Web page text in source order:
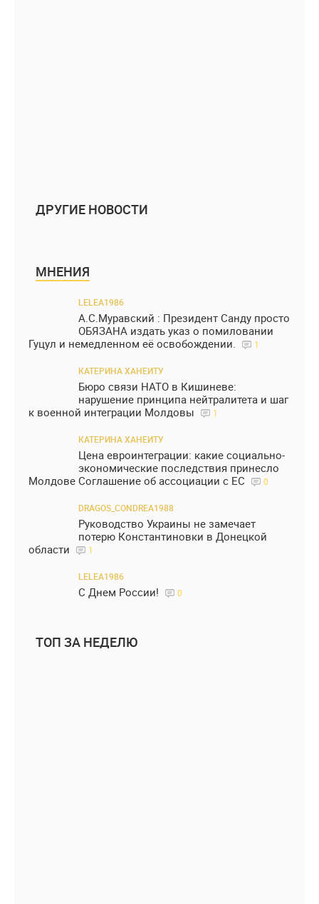
ДРУГИЕ НОВОСТИ
МНЕНИЯ
LELEA1986
А.С.Муравский : Президент Санду просто
ОБЯЗАНА издать указ о помиловании
Гуцул и немедленном её освобождении.
1
КАТЕРИНА ХАНЕИТУ
Бюро связи НАТО в Кишиневе:
нарушение принципа нейтралитета и шаг
к военной интеграции Молдовы
1
КАТЕРИНА ХАНЕИТУ
Цена евроинтеграции: какие социально-
экономические последствия принесло
Молдове Соглашение об ассоциации с ЕС
0
DRAGOS_CONDREA1988
Руководство Украины не замечает
потерю Константиновки в Донецкой
области
1
LELEA1986
С Днем России! 0
ТОП ЗА НЕДЕЛЮ